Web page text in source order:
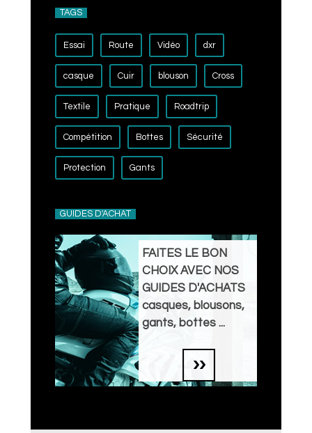
TAGS
Essai Route Vidéo dxr
casque Cuir blouson Cross
Textile Pratique Roadtrip
Compétition Bottes Sécurité
Protection Gants
GUIDES D'ACHAT
FAITES LE BON
CHOIX AVEC NOS
GUIDES D'ACHATS
casques, blousons,
gants, bottes ...